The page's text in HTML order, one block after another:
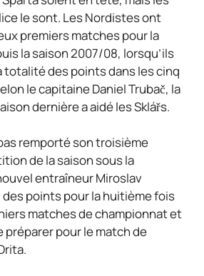
le sont. Les Nordistes ont
premiers matches pour la
la saison 2007/08, lorsqu’ils
totalité des points dans les cinq
le capitaine Daniel Trubač, la
dernière a aidé les Sklářs.
pas remporté son troisième
de la saison sous la
entraîneur Miroslav
des points pour la huitième fois
matches de championnat et
préparer pour le match de